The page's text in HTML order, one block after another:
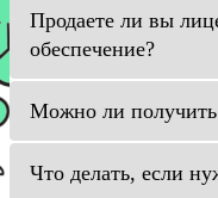
Продаете ли вы
обеспечение?
Можно ли получить
Что делать, если